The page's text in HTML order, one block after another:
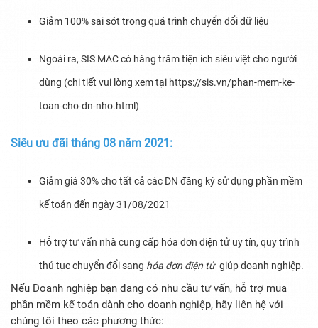
Giảm 100% sai sót trong quá trình chuyển đổi dữ liệu
Ngoài ra, SIS MAC có hàng trăm tiện ích siêu việt cho người
dùng (chi tiết vui lòng xem tại https://sis.vn/phan-mem-ke-
toan-cho-dn-nho.html)
Siêu ưu đãi tháng 08 năm 2021:
Giảm giá 30% cho tất cả các DN đăng ký sử dụng phần mềm
kế toán đến ngày 31/08/2021
Hỗ trợ tư vấn nhà cung cấp hóa đơn điện tử uy tín, quy trình
thủ tục chuyển đổi sang hóa đơn điện tửgiúp doanh nghiệp.
Nếu Doanh nghiệp bạn đang có nhu cầu tư vấn, hỗ trợ mua
phần mềm kế toán dành cho doanh nghiệp, hãy liên hệ với
chúng tôi theo các phương thức: